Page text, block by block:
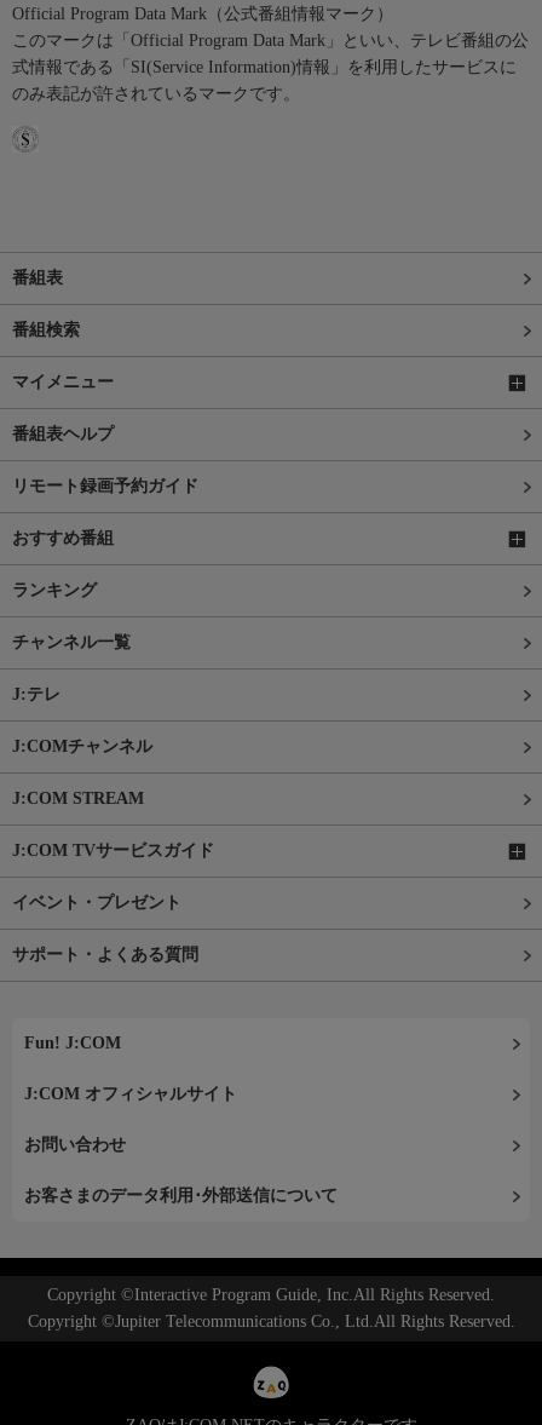
Official Program Data Mark（公式番組情報マーク）
このマークは「Official Program Data Mark」といい、テレビ番組の公
式情報である「SI(Service Information)情報」を利用したサービスに
のみ表記が許されているマークです。
番組表
番組検索
マイメニュー
番組表ヘルプ
リモート録画予約ガイド
おすすめ番組
ランキング
チャンネル一覧
J:テレ
J:COMチャンネル
J:COM STREAM
J:COM TVサービスガイド
イベント・プレゼント
サポート・よくある質問
Fun! J:COM
J:COM オフィシャルサイト
お問い合わせ
お客さまのデータ利用･外部送信について
Copyright ©Interactive Program Guide, Inc.All Rights Reserved.
Copyright ©Jupiter Telecommunications Co., Ltd.All Rights Reserved.